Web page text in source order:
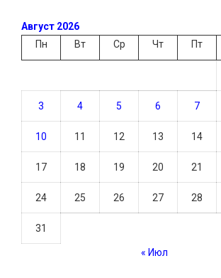
Август 2026
Пн
Вт Ср Чт Пт
3 4 5 6 7
10 11 12 13 14
17 18 19 20 21
24 25 26 27 28
31
« Июл